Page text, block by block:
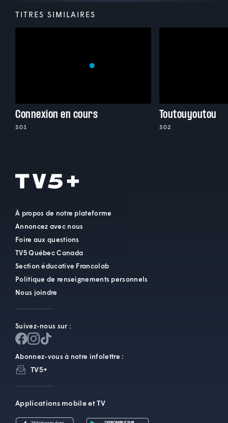
TITRES SIMILAIRES
Connexion en cours
S01
Toutouyoutou
S02
À propos de notre plateforme
Annoncez avec nous
Foire aux questions
TV5 Québec Canada
Section éducative Francolab
Politique de renseignements personnels
Nous joindre
Suivez-nous sur :
Abonnez-vous à notre infolettre :
TV5+
Applications mobile et TV